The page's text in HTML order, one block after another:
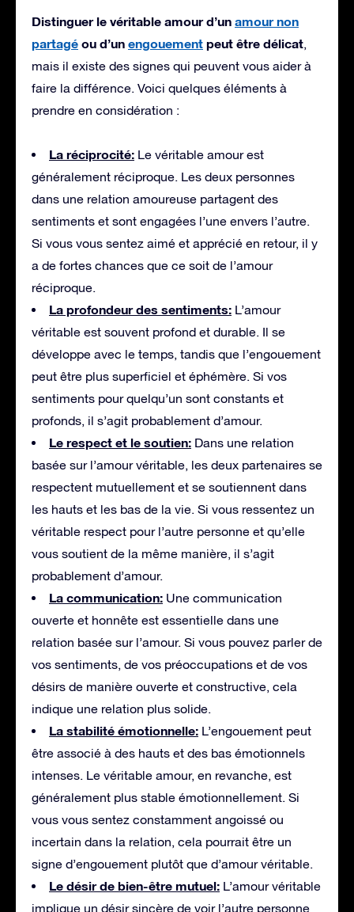
Distinguer le véritable amour d’un amour non
partagé ou d’un engouement peut être délicat,
mais il existe des signes qui peuvent vous aider à
faire la différence. Voici quelques éléments à
prendre en considération :
La réciprocité: Le véritable amour est
généralement réciproque. Les deux personnes
dans une relation amoureuse partagent des
sentiments et sont engagées l’une envers l’autre.
Si vous vous sentez aimé et apprécié en retour, il y
a de fortes chances que ce soit de l’amour
réciproque.
La profondeur des sentiments: L’amour
véritable est souvent profond et durable. Il se
développe avec le temps, tandis que l’engouement
peut être plus superficiel et éphémère. Si vos
sentiments pour quelqu’un sont constants et
profonds, il s’agit probablement d’amour.
Le respect et le soutien: Dans une relation
basée sur l’amour véritable, les deux partenaires se
respectent mutuellement et se soutiennent dans
les hauts et les bas de la vie. Si vous ressentez un
véritable respect pour l’autre personne et qu’elle
vous soutient de la même manière, il s’agit
probablement d’amour.
La communication: Une communication
ouverte et honnête est essentielle dans une
relation basée sur l’amour. Si vous pouvez parler de
vos sentiments, de vos préoccupations et de vos
désirs de manière ouverte et constructive, cela
indique une relation plus solide.
La stabilité émotionnelle: L’engouement peut
être associé à des hauts et des bas émotionnels
intenses. Le véritable amour, en revanche, est
généralement plus stable émotionnellement. Si
vous vous sentez constamment angoissé ou
incertain dans la relation, cela pourrait être un
signe d’engouement plutôt que d’amour véritable.
Le désir de bien-être mutuel: L’amour véritable
implique un désir sincère de voir l’autre personne